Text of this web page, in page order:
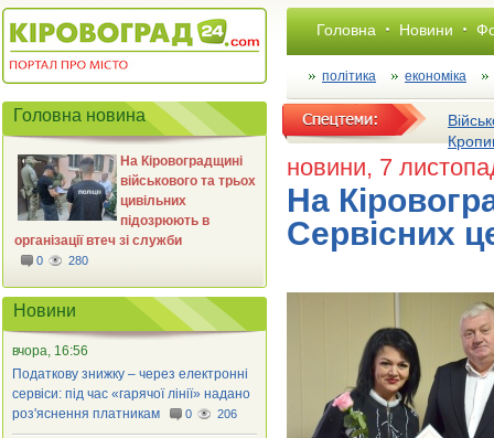
Головна Новини
політика економіка
новини, 7
На
Сервісних
Головна новина
На Кіровоградщині
військового та трьох
цивільних
підозрюють в
організації втеч зі служби
0 280
Новини
вчора, 16:56
Податкову знижку – через електронні
сервіси: під час «гарячої лінії» надано
роз'яснення платникам
0 206